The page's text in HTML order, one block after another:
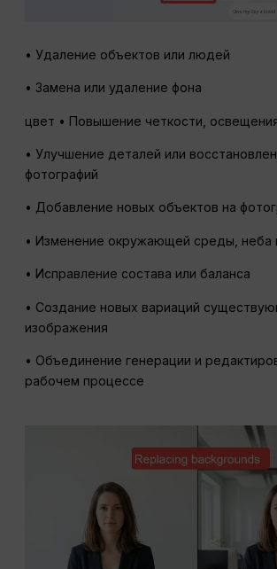
• Удаление объектов или людей
• Замена или удаление фона
цвет • Повышение четкости,
• Улучшение деталей или
фотографий
• Добавление новых объектов на
• Изменение окружающей среды, неба
• Исправление состава или баланса
• Создание новых вариаций
изображения
• Объединение генерации и
рабочем процессе